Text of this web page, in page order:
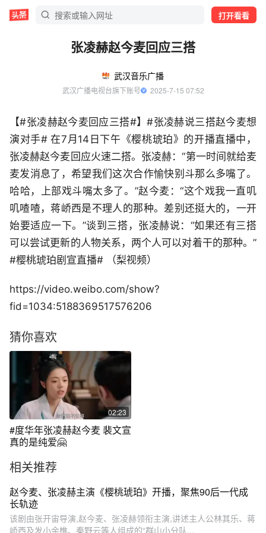
打开看看
张凌赫赵今麦回应三搭
武汉音乐广播
武汉广播电视台旗下账号
  2025-7-15 07:52
【#张凌赫赵今麦回应三搭#】#张凌赫说三搭赵今麦想
演对手# 在7月14日下午《樱桃琥珀》的开播直播中，
张凌赫赵今麦回应火速二搭。张凌赫：“第一时间就给麦
麦发消息了，希望我们这次合作愉快别斗那么多嘴了。
哈哈，上部戏斗嘴太多了。”赵今麦：“这个戏我一直叽
叽喳喳，蒋峤西是不理人的那种。差别还挺大的，一开
始要适应一下。”谈到三搭，张凌赫说：“如果还有三搭
可以尝试更新的人物关系，两个人可以对着干的那种。”
#樱桃琥珀剧宣直播# （梨视频）
https://video.weibo.com/show?
fid=1034:5188369517576206
猜你喜欢
02:23
#度华年张凌赫赵今麦 裴文宣
真的是纯爱🤗
相关推荐
赵今麦、张凌赫主演《樱桃琥珀》开播，聚焦90后一代成
长轨迹
该剧由张开宙导演,赵今麦、张凌赫领衔主演,讲述主人公林其乐、蒋
峤西及发小余樵、秦野云等人组成的“群山小分队...